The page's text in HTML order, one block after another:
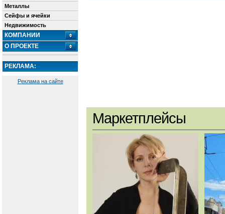
Металлы
Сейфы и ячейки
Недвижимость
КОМПАНИИ
О ПРОЕКТЕ
РЕКЛАМА:
Реклама на сайте
Маркетплейсы